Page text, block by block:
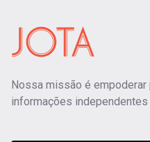
Nossa missão é
informações